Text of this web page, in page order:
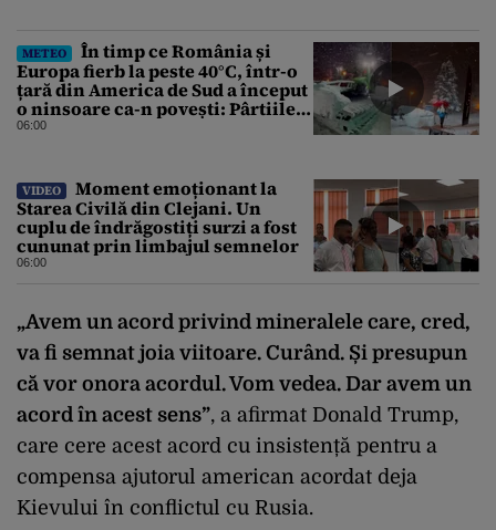
METEO
În timp ce România și
Europa fierb la peste 40°C, într-o
țară din America de Sud a început
o ninsoare ca-n povești: Pârtiile
s-au umplut de schiori
06:00
VIDEO
Moment emoționant la
Starea Civilă din Clejani. Un
cuplu de îndrăgostiți surzi a fost
cununat prin limbajul semnelor
06:00
„Avem un acord privind mineralele care, cred,
va fi semnat joia viitoare. Curând. Și presupun
că vor onora acordul. Vom vedea. Dar avem un
acord în acest sens”, a afirmat Donald Trump,
care cere acest acord cu insistență pentru a
compensa ajutorul american acordat deja
Kievului în conflictul cu Rusia.